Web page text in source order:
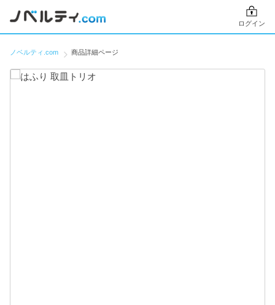
ログイン
ノベルティ.com 商品詳細ページ